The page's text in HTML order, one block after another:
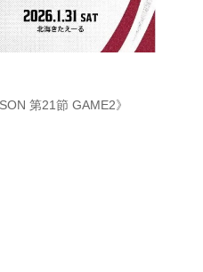
第21節 GAME2》